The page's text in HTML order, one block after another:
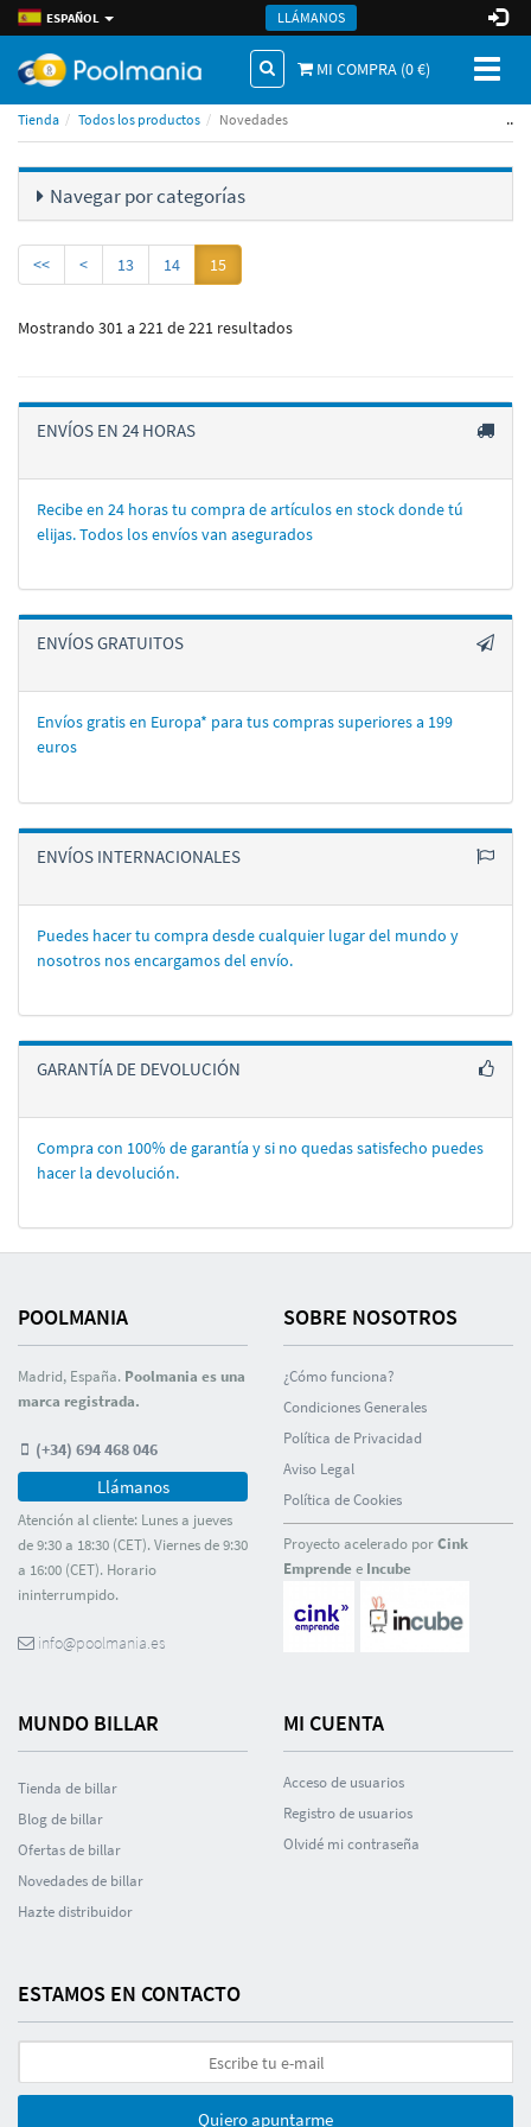
ESPAÑOL LLÁMANOS
MI COMPRA (0€)
Tienda Todos los productos Novedades ..
Navegar por categorí­as
<< < 13 14 15
Mostrando 301 a 221 de 221 resultados
ENVÍOS EN 24 HORAS
Recibe en 24 horas tu compra de artí­culos en stock donde tú
elijas. Todos los enví­os van asegurados
ENVÍOS GRATUITOS
Envíos gratis en Europa* para tus compras superiores a 199
euros
ENVÍOS INTERNACIONALES
Puedes hacer tu compra desde cualquier lugar del mundo y
nosotros nos encargamos del enví­o.
GARANTÍA DE DEVOLUCIÓN
Compra con 100% de garantí­a y si no quedas satisfecho puedes
hacer la devolución.
POOLMANIA
Madrid, España. Poolmania es una
marca registrada.
(+34) 694 468 046
Llámanos
Atención al cliente: Lunes a jueves
de 9:30 a 18:30 (CET). Viernes de 9:30
a 16:00 (CET). Horario
ininterrumpido.
info@poolmania.es
SOBRE NOSOTROS
¿Cómo funciona?
Condiciones Generales
Polí­tica de Privacidad
Aviso Legal
Polí­tica de Cookies
Proyecto acelerado porCink
Emprendee Incube
MUNDO BILLAR
Tienda de billar
Blog de billar
Ofertas de billar
Novedades de billar
Hazte distribuidor
MI CUENTA
Acceso de usuarios
Registro de usuarios
Olvidé mi contraseña
ESTAMOS EN CONTACTO
Quiero apuntarme